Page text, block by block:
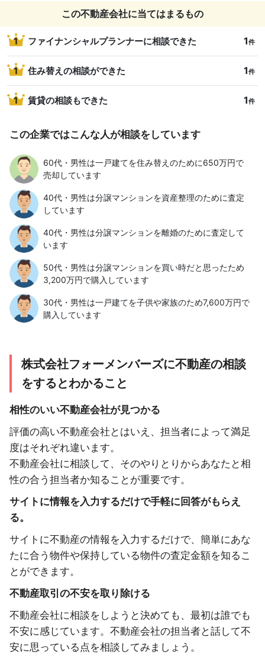
この不動産会社に当てはまるもの
1 ファイナンシャルプランナーに相談できた 1件
1 住み替えの相談ができた 1件
1 賃貸の相談もできた 1件
この企業ではこんな人が相談をしています
60代・男性は一戸建てを住み替えのために650万円で
売却しています
40代・男性は分譲マンションを資産整理のために査定
しています
40代・男性は分譲マンションを離婚のために査定して
います
50代・男性は分譲マンションを買い時だと思ったため
3,200万円で購入しています
30代・男性は一戸建てを子供や家族のため7,600万円で
購入しています
株式会社フォーメンバーズに不動産の相談
をするとわかること
相性のいい不動産会社が見つかる
評価の高い不動産会社とはいえ、担当者によって満足
度はそれぞれ違います。
不動産会社に相談して、そのやりとりからあなたと相
性の合う担当者か知ることが重要です。
サイトに情報を入力するだけで手軽に回答がもらえ
る。
サイトに不動産の情報を入力するだけで、簡単にあな
たに合う物件や保持している物件の査定金額を知るこ
とができます。
不動産取引の不安を取り除ける
不動産会社に相談をしようと決めても、最初は誰でも
不安に感じています。不動産会社の担当者と話して不
安に思っている点を相談してみましょう。